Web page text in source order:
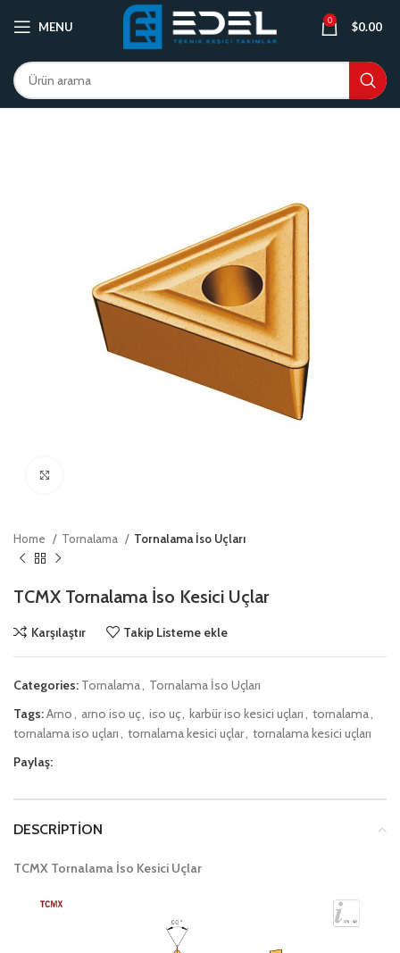
MENU 0 $0.00
Home Tornalama Tornalama İso Uçları
TCMX Tornalama İso Kesici Uçlar
Karşılaştır Takip Listeme ekle
Categories: Tornalama, Tornalama İso Uçları
Tags:Arno, arno iso uç, iso uç, karbür iso kesici uçları, tornalama,
tornalama iso uçları, tornalama kesici uçlar, tornalama kesici uçları
Paylaş:
DESCRIPTION
TCMX Tornalama İso Kesici Uçlar